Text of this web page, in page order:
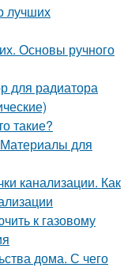
лучших
Основы ручного
для радиатора
такие?
для
канализации. Как
к газовому
дома. С чего